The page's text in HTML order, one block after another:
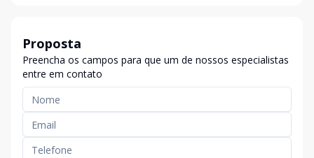
Proposta
Preencha os campos para que um de nossos especialistas
entre em contato